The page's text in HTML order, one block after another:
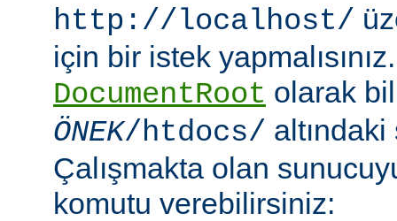
http://localhost/
için bir istek
DocumentRoot olarak
ÖNEK/htdocs/
Çalışmakta olan
komutu verebilirsiniz: